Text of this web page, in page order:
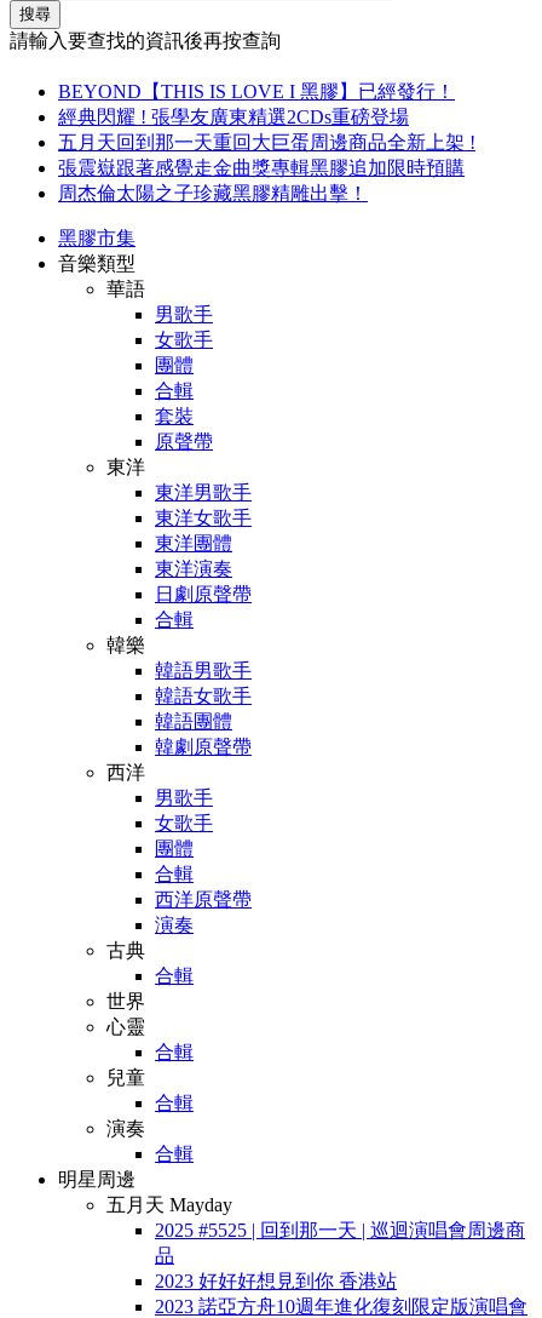
搜尋
請輸入要查找的資訊後再按查詢
BEYOND【THIS IS LOVE I 黑膠】已經發行！
經典閃耀 ! 張學友廣東精選2CDs重磅登場
五月天回到那一天重回大巨蛋周邊商品全新上架 !
張震嶽跟著感覺走金曲獎專輯黑膠追加限時預購
周杰倫太陽之子珍藏黑膠精雕出擊！
黑膠市集
音樂類型
華語
男歌手
女歌手
團體
合輯
套裝
原聲帶
東洋
東洋男歌手
東洋女歌手
東洋團體
東洋演奏
日劇原聲帶
合輯
韓樂
韓語男歌手
韓語女歌手
韓語團體
韓劇原聲帶
西洋
男歌手
女歌手
團體
合輯
西洋原聲帶
演奏
古典
合輯
世界
心靈
合輯
兒童
合輯
演奏
合輯
明星周邊
五月天 Mayday
2025 #5525 | 回到那一天 | 巡迴演唱會周邊商
品
2023 好好好想見到你 香港站
2023 諾亞方舟10週年進化復刻限定版演唱會